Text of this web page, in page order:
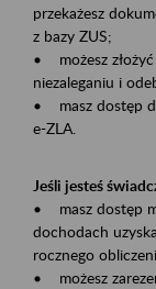
przekażesz
z bazy ZUS;
• możesz
niezaleganiu i
• masz dostęp
e-ZLA.
Jeśli jesteś
• masz dostęp
dochodach
rocznego
• możesz